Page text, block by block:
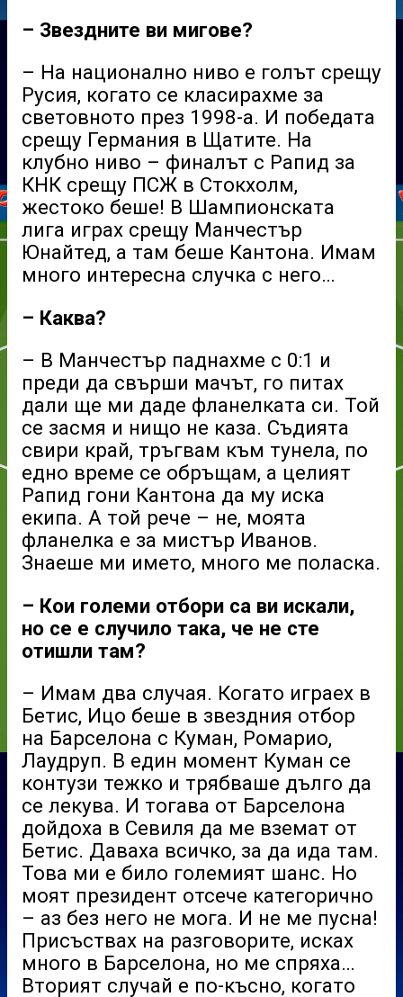
– Звездните ви мигове?
– На национално ниво е голът срещу
Русия, когато се класирахме за
световното през 1998-а. И победата
срещу Германия в Щатите. На
клубно ниво – финалът с Рапид за
КНК срещу ПСЖ в Стокхолм,
жестоко беше! В Шампионската
лига играх срещу Манчестър
Юнайтед, а там беше Кантона. Имам
много интересна случка с него…
– Каква?
– В Манчестър паднахме с 0:1 и
преди да свърши мачът, го питах
дали ще ми даде фланелката си. Той
се засмя и нищо не каза. Съдията
свири край, тръгвам към тунела, по
едно време се обръщам, а целият
Рапид гони Кантона да му иска
екипа. А той рече – не, моята
фланелка е за мистър Иванов.
Знаеше ми името, много ме поласка.
– Кои големи отбори са ви искали,
но се е случило така, че не сте
отишли там?
– Имам два случая. Когато играех в
Бетис, Ицо беше в звездния отбор
на Барселона с Куман, Ромарио,
Лаудруп. В един момент Куман се
контузи тежко и трябваше дълго да
се лекува. И тогава от Барселона
дойдоха в Севиля да ме вземат от
Бетис. Даваха всичко, за да ида там.
Това ми е било големият шанс. Но
моят президент отсече категорично
– аз без него не мога. И не ме пусна!
Присъствах на разговорите, исках
много в Барселона, но ме спряха…
Вторият случай е по-късно, когато